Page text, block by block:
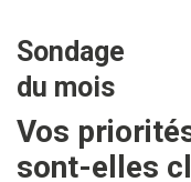
Sondage
du mois
Vos
sont-elles